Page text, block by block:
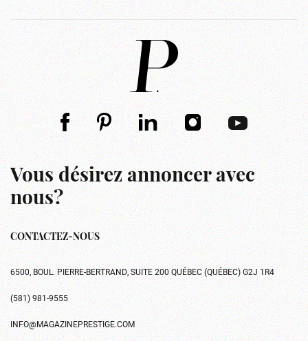
Vous désirez annoncer avec
nous?
CONTACTEZ-NOUS
6500, BOUL. PIERRE-BERTRAND, SUITE 200 QUÉBEC (QUÉBEC) G2J 1R4
(581) 981-9555
INFO@MAGAZINEPRESTIGE.COM